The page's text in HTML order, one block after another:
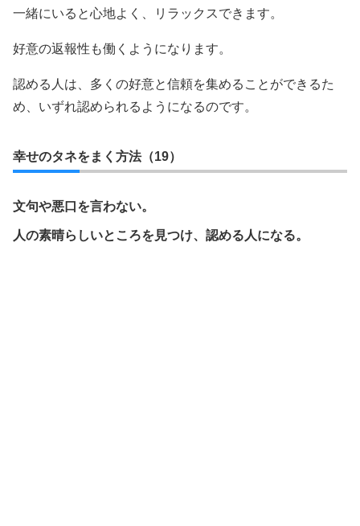
一緒にいると心地よく、リラックスできます。
好意の返報性も働くようになります。
認める人は、多くの好意と信頼を集めることができるた
め、いずれ認められるようになるのです。
幸せのタネをまく方法（19）
文句や悪口を言わない。
人の素晴らしいところを見つけ、認める人になる。